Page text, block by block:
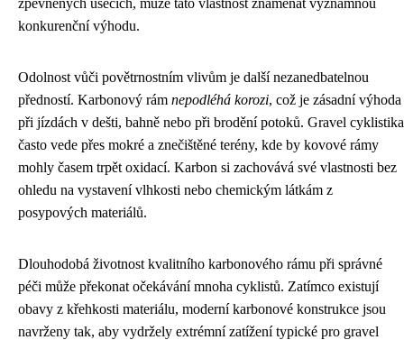
zpevněných úsecích, může tato vlastnost znamenat významnou
konkurenční výhodu.
Odolnost vůči povětrnostním vlivům je další nezanedbatelnou
předností. Karbonový rám nepodléhá korozi, což je zásadní výhoda
při jízdách v dešti, bahně nebo při brodění potoků. Gravel cyklistika
často vede přes mokré a znečištěné terény, kde by kovové rámy
mohly časem trpět oxidací. Karbon si zachovává své vlastnosti bez
ohledu na vystavení vlhkosti nebo chemickým látkám z
posypových materiálů.
Dlouhodobá životnost kvalitního karbonového rámu při správné
péči může překonat očekávání mnoha cyklistů. Zatímco existují
obavy z křehkosti materiálu, moderní karbonové konstrukce jsou
navrženy tak, aby vydržely extrémní zatížení typické pro gravel